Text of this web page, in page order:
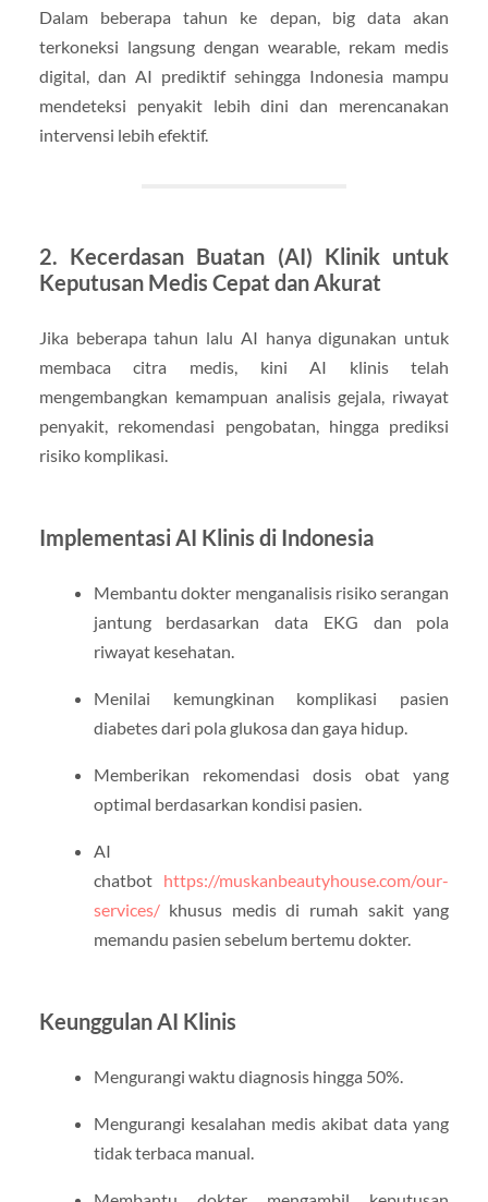
Dalam beberapa tahun ke depan, big data akan
terkoneksi langsung dengan wearable, rekam medis
digital, dan AI prediktif sehingga Indonesia mampu
mendeteksi penyakit lebih dini dan merencanakan
intervensi lebih efektif.
2. Kecerdasan Buatan (AI) Klinik untuk
Keputusan Medis Cepat dan Akurat
Jika beberapa tahun lalu AI hanya digunakan untuk
membaca citra medis, kini AI klinis telah
mengembangkan kemampuan analisis gejala, riwayat
penyakit, rekomendasi pengobatan, hingga prediksi
risiko komplikasi.
Implementasi AI Klinis di Indonesia
Membantu dokter menganalisis risiko serangan
jantung berdasarkan data EKG dan pola
riwayat kesehatan.
Menilai kemungkinan komplikasi pasien
diabetes dari pola glukosa dan gaya hidup.
Memberikan rekomendasi dosis obat yang
optimal berdasarkan kondisi pasien.
AI
chatbot https://muskanbeautyhouse.com/our-
services/khusus medis di rumah sakit yang
memandu pasien sebelum bertemu dokter.
Keunggulan AI Klinis
Mengurangi waktu diagnosis hingga 50%.
Mengurangi kesalahan medis akibat data yang
tidak terbaca manual.